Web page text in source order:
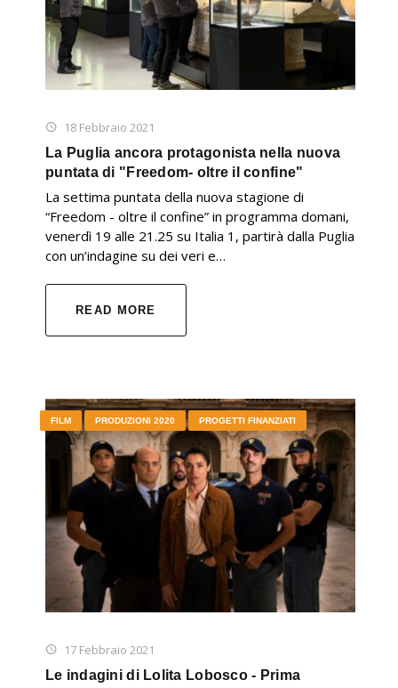
18 Febbraio 2021
La Puglia ancora protagonista nella nuova
puntata di "Freedom- oltre il confine"
La settima puntata della nuova stagione di
“Freedom - oltre il confine” in programma domani,
venerdì 19 alle 21.25 su Italia 1, partirà dalla Puglia
con un’indagine su dei veri e…
READ MORE
17 Febbraio 2021
FILM PRODUZIONI 2020 PROGETTI FINANZIATI
Le indagini di Lolita Lobosco - Prima